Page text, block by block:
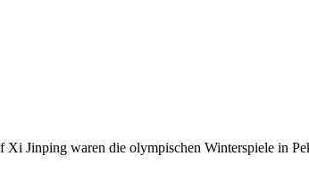
Xi Jinping waren die olympischen Winterspiele in